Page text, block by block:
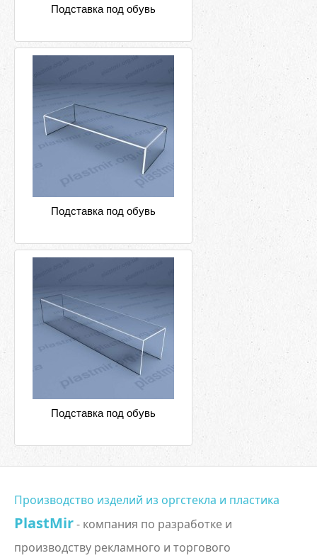
Подставка под обувь
Подставка под обувь
Подставка под обувь
Производство изделий из оргстекла и пластика
PlastMir- компания по разработке и
производству рекламного и торгового